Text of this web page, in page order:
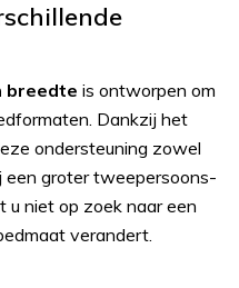
breedte is ontworpen om
Dankzij het
ondersteuning zowel
een groter tweepersoons-
u niet op zoek naar een
verandert.